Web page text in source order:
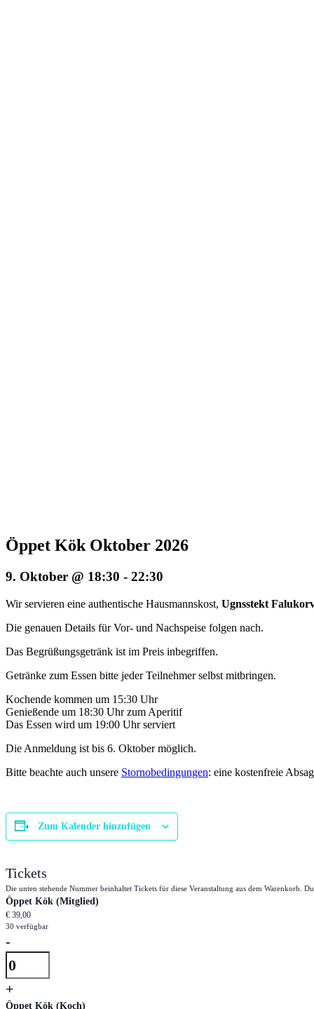
Öppet Kök Oktober 2026
9. Oktober @ 18:30 - 22:30
Wir servieren eine authentische Hausmannskost, Ugnsstekt
Die genauen Details für Vor- und Nachspeise folgen nach.
Das Begrüßungsgetränk ist im Preis inbegriffen.
Getränke zum Essen bitte jeder Teilnehmer selbst mitbringen.
Kochende kommen um 15:30 Uhr
Genießende um 18:30 Uhr zum Aperitif
Das Essen wird um 19:00 Uhr serviert
Die Anmeldung ist bis 6. Oktober möglich.
Bitte beachte auch unsere Stornobedingungen: eine kostenfreie
Zum Kalender hinzufügen
Tickets
Die unten stehende Nummer beinhaltet Tickets für diese Veranstaltung aus dem
Öppet Kök (Mitglied)
€ 39,00
30 verfügbar
Verringern
der
Ticketanzahl
für
Öppet
-
Anzahl
Erhöhe
die
+
Öppet Kök (Koch)